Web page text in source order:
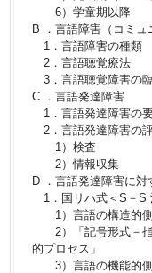
6）学童期以降
B ．言語障害（コミュ
1．言語障害の種類
2．言語聴覚療法
3．言語聴覚障害の
C ．言語発達障害
1．言語発達障害の
2．言語発達障害の
1）検査
2）情報収集
D ．言語発達障害に
1．国リハ式＜S－S
1）言語の構造的側
2）「記号形式－指
的プロセス」
3）言語の機能的側